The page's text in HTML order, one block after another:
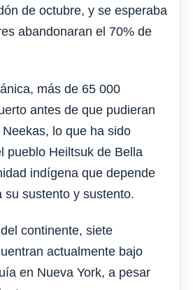
de octubre, y se esperaba
abandonaran el 70% de
más de 65 000
antes de que pudieran
lo que ha sido
pueblo Heiltsuk de Bella
indígena que depende
su sustento y sustento.
continente, siete
actualmente bajo
en Nueva York, a pesar